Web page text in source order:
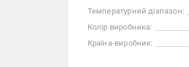
Температурний діапазон:
Колір виробника:
Країна-виробник: